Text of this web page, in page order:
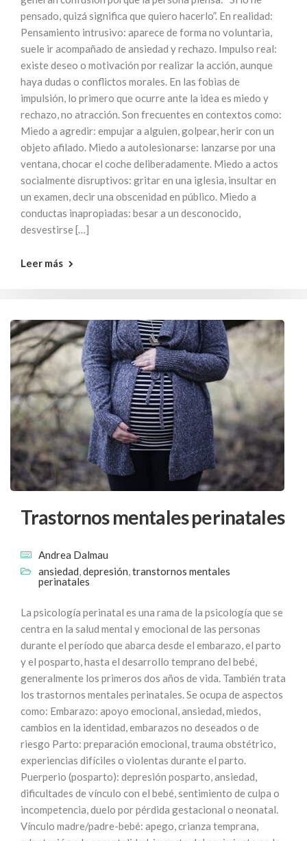
pensado, quizá significa que quiero hacerlo”. En realidad:
Pensamiento intrusivo: aparece de forma no voluntaria,
suele ir acompañado de ansiedad y rechazo. Impulso real:
existe deseo o motivación por realizar la acción, aunque
haya dudas o conflictos morales. En las fobias de
impulsión, lo primero que ocurre ante la idea es miedo y
rechazo, no atracción. Son frecuentes en contextos como:
Miedo a agredir: empujar a alguien, golpear, herir con un
objeto afilado. Miedo a autolesionarse: lanzarse por una
ventana, chocar el coche deliberadamente. Miedo a actos
socialmente disruptivos: gritar en una iglesia, insultar en
un examen, decir una obscenidad en público. Miedo a
conductas inapropiadas: besar a un desconocido,
desvestirse […]
Leer más
Trastornos mentales perinatales
Andrea Dalmau
ansiedad,depresión,transtornos mentales
perinatales
La psicología perinatal es una rama de la psicología que se
centra en la salud mental y emocional de las personas
durante el período que abarca desde el embarazo, el parto
y el posparto, hasta el desarrollo temprano del bebé,
generalmente los primeros dos años de vida. También trata
los trastornos mentales perinatales. Se ocupa de aspectos
como: Embarazo: apoyo emocional, ansiedad, miedos,
cambios en la identidad, embarazos no deseados o de
riesgo Parto: preparación emocional, trauma obstétrico,
experiencias difíciles o violentas durante el parto.
Puerperio (posparto): depresión posparto, ansiedad,
dificultades de vínculo con el bebé, sentimiento de culpa o
incompetencia, duelo por pérdida gestacional o neonatal.
Vínculo madre/padre-bebé: apego, crianza temprana,